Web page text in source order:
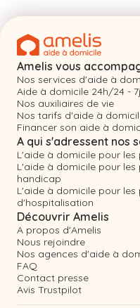
Amelis vous
Nos services d'aide à
Aide à domicile 24h/24 -
Nos auxiliaires de vie
Nos tarifs d'aide à
Financer son aide à
A qui s'adressent nos
L'aide à domicile pour les
L'aide à domicile pour
handicap
L'aide à domicile pour les
d'hospitalisation
Découvrir Amelis
A propos d'Amelis
Nous rejoindre
Nos agences d'aide à
FAQ
Contact presse
Avis Trustpilot